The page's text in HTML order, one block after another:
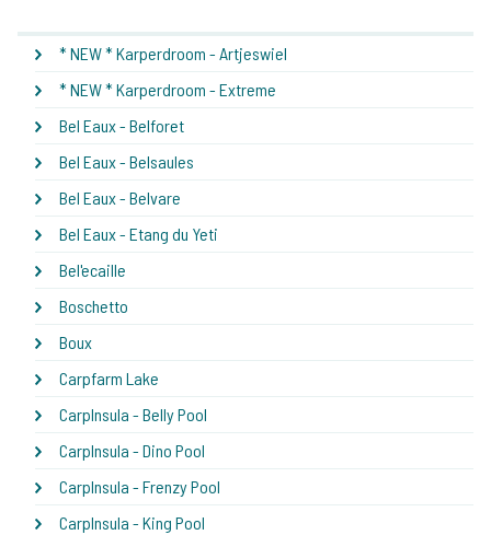
* NEW * Karperdroom - Artjeswiel
* NEW * Karperdroom - Extreme
Bel Eaux - Belforet
Bel Eaux - Belsaules
Bel Eaux - Belvare
Bel Eaux - Etang du Yeti
Bel'ecaille
Boschetto
Boux
Carpfarm Lake
CarpInsula - Belly Pool
CarpInsula - Dino Pool
CarpInsula - Frenzy Pool
CarpInsula - King Pool